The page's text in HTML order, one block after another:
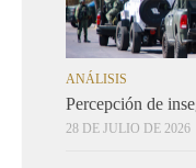
ANÁLISIS
Percepción de
28 DE JULIO DE 2026